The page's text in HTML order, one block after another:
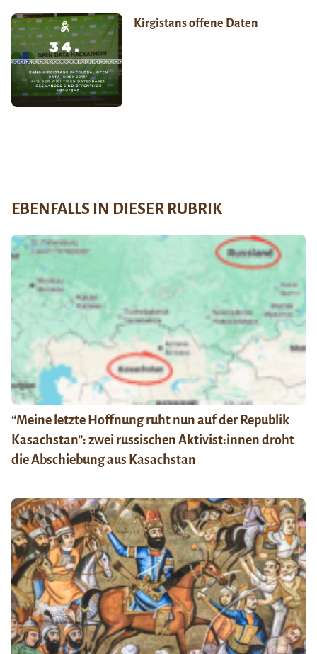
Kirgistans offene Daten
EBENFALLS IN DIESER RUBRIK
“Meine letzte Hoffnung ruht nun auf der Republik
Kasachstan”: zwei russischen Aktivist:innen droht
die Abschiebung aus Kasachstan